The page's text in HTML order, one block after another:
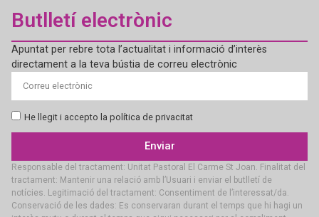
Butlletí electrònic
Apuntat per rebre tota l’actualitat i informació d’interès
directament a la teva bústia de correu electrònic
He llegit i accepto la política de privacitat
Enviar
Responsable del tractament: Unitat Pastoral El Carme St Joan. Finalitat del
tractament: Mantenir una relació amb l’Usuari i enviar el butlletí de
notícies. Legitimació del tractament: Consentiment de l’interessat/da.
Conservació de les dades: Es conservaran durant el temps que hi hagi un